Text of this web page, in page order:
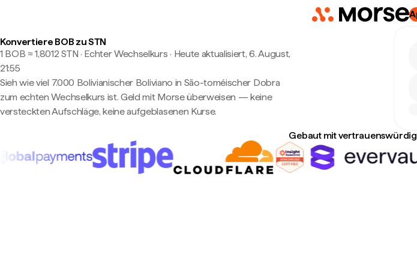
Konvertiere BOB zu STN
1 BOB ≈ 1,8012 STN · Echter Wechselkurs · Heute aktualisiert, 6. August,
21:55
Sieh wie viel 7.000 Bolivianischer Boliviano in São-toméischer Dobra
zum echten Wechselkurs ist. Geld mit Morse überweisen — keine
versteckten Aufschläge, keine aufgeblasenen Kurse.
Gebaut mit